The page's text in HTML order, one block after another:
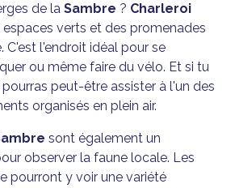
de laSambre ? Charleroi
verts et des promenades
C'est l'endroit idéal pour se
ou même faire du vélo. Et si tu
pourras peut-être assister à l'un des
organisés en plein air.
sont également un
observer la faune locale. Les
pourront y voir une variété